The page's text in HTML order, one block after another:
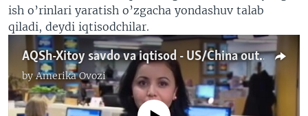
ish o’rinlari yaratish o’zgacha yondashuv talab
qiladi, deydi iqtisodchilar.
AQSh-Xitoy savdo va iqtisod - US/China outsourcing
byAmerika Ovozi
No media source currently available